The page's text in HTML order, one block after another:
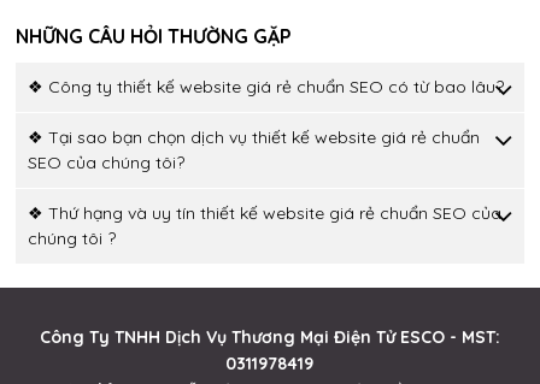
NHỮNG CÂU HỎI THƯỜNG GẶP
❖ Công ty thiết kế website giá rẻ chuẩn SEO có từ bao lâu?
❖ Tại sao bạn chọn dịch vụ thiết kế website giá rẻ chuẩn
SEO của chúng tôi?
❖ Thứ hạng và uy tín thiết kế website giá rẻ chuẩn SEO của
chúng tôi ?
Công Ty TNHH Dịch Vụ Thương Mại Điện Tử ESCO - MST:
0311978419